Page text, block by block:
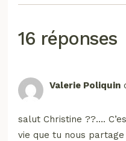
16 réponses
Valerie Poliquin
salut Christine ??….
vie que tu nous partage